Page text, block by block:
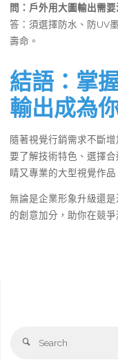
問：戶外用大圖輸出需要
答：須選擇防水、防UV
壽命。
結語：掌
輸出成為
隨著視覺行銷需求不斷
要了解技術特色、選擇
睛又專業的大型視覺作品
無論是企業形象升級還
的創意加分，助你在競
Search